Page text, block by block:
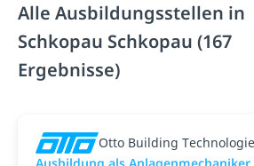
Alle Ausbildungsstellen in
Schkopau Schkopau (167
Ergebnisse)
Otto Building